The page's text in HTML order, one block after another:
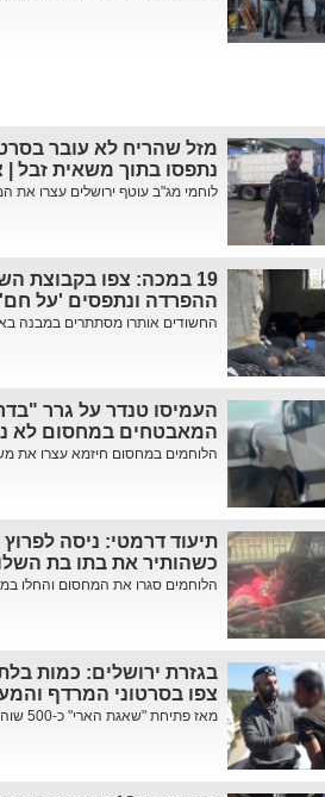
נתפסו בתוך משאית זבל |
לוחמי מג"ב עוטף ירושלים עצרו
19 במכה: צפו בקבוצת
ההפרדה ונתפסים 'על חם'
החשודים אותרו מסתתרים במבנה
העמיסו טנדר על גרר
המאבטחים במחסום לא
הלוחמים במחסום חיזמא עצרו את
תיעוד דרמטי: ניסה
כשהותיר את בתו בת
הלוחמים סגרו את המחסום והחלו
בגזרת ירושלים: כמות
צפו בסרטוני המרדף
מאז פתיחת "שאגת הארי" כ-500 שוהים בלתי חוקיים אותרו בפעילות מג"...